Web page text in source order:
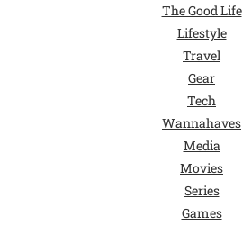
The Good Life
Lifestyle
Travel
Gear
Tech
Wannahaves
Media
Movies
Series
Games